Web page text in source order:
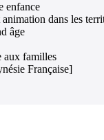
enfance
dans les
âge
aux familles
Française]